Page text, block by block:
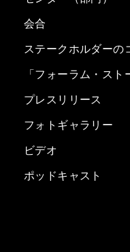
会合
ステークホルダーの
「フォーラム・スト
プレスリリース
フォトギャラリー
ビデオ
ポッドキャスト